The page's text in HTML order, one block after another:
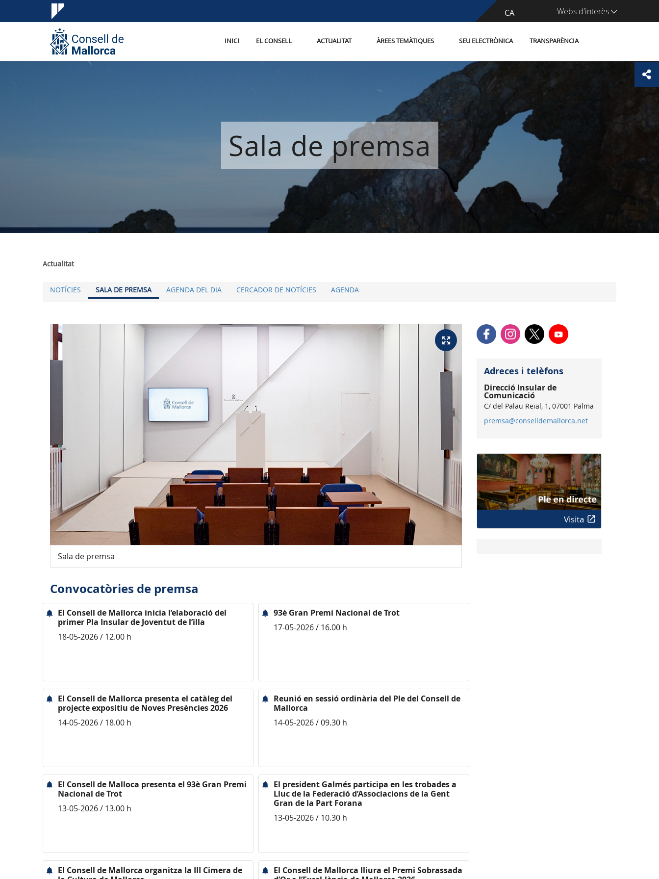
CA
ES Webs d'interès
INICI EL CONSELL ACTUALITAT ÀREES TEMÀTIQUES SEU ELECTRÒNICA TRANSPARÈNCIA
Sala de premsa
Actualitat
NOTÍCIES SALA DE PREMSA AGENDA DEL DIA CERCADOR DE NOTÍCIES AGENDA
Sala de premsa
Convocatòries de premsa
El Consell de Mallorca inicia l’elaboració del
primer Pla Insular de Joventut de l’illa
18-05-2026 / 12.00 h
93è Gran Premi Nacional de Trot
17-05-2026 / 16.00 h
El Consell de Mallorca presenta el catàleg del
projecte expositiu de Noves Presències 2026
14-05-2026 / 18.00 h
Reunió en sessió ordinària del Ple del Consell de
Mallorca
14-05-2026 / 09.30 h
El Consell de Malloca presenta el 93è Gran Premi
Nacional de Trot
13-05-2026 / 13.00 h
El president Galmés participa en les trobades a
Lluc de la Federació d’Associacions de la Gent
Gran de la Part Forana
13-05-2026 / 10.30 h
El Consell de Mallorca organitza la III Cimera de
El Consell de Mallorca lliura el Premi Sobrassada
Adreces i telèfons
Direcció Insular de
Comunicació
C/ del Palau Reial, 1, 07001 Palma
premsa@conselldemallorca.net
Visita